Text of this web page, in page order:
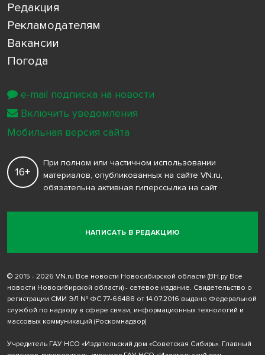
Редакция
Рекламодателям
Вакансии
Погода
НАПИСАТЬ В РЕДАКЦИЮ
16+
При полном или частичном использовании
материалов, опубликованных на сайте VN.ru,
обязательна активная гиперссылка на сайт
© 2015 - 2026 VN.ru Все новости Новосибирской области (ВН.ру Все
новости Новосибирской области) - сетевое издание. Свидетельство о
регистрации СМИ ЭЛ № ФС 77-66488 от 14.07.2016 выдано Федеральной
службой по надзору в сфере связи, информационных технологий и
массовых коммуникаций (Роскомнадзор)
Учредитель ГАУ НСО «Издательский дом «Советская Сибирь». Главный
e-mail подписка на новости
Включить уведомления
Мобильная версия сайта